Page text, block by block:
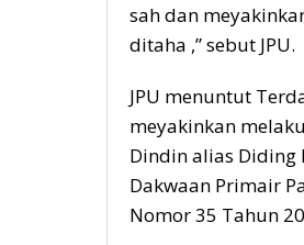
sah dan
ditaha ,” sebut JPU.
JPU menuntut
meyakinkan
Dindin alias
Dakwaan Primair
Nomor 35 Tahun